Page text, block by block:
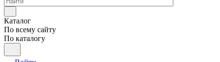
Каталог
По всему сайту
По каталогу